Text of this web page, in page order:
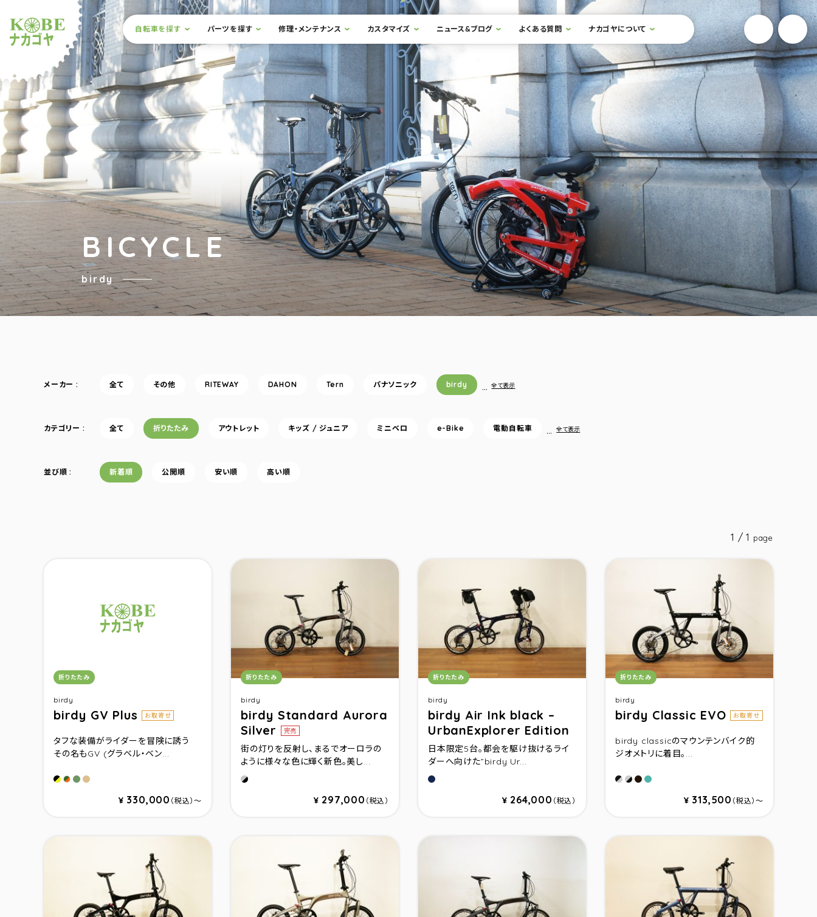
ショップナカゴヤ
サイト内メニュー
本文までスキップ
自転車を探す パーツを探す 修理・メンテナンス カスタマイズ ニュース&ブログ よくある質問 ナカゴヤについて 検索フォームを開閉する YouTube
BICYCLE
birdy
メーカー 全て その他 RITEWAY DAHON Tern パナソニック birdy … 全て表示
カテゴリー 全て 折りたたみ アウトレット キッズ / ジュニア ミニベロ e-Bike 電動自転車 … 全て表示
並び順 新着順 公開順 安い順 高い順
1 / 1 page
birdy
birdy GV Plus お取寄せ
カテゴリ：
折りたたみ
タフな装備がライダーを冒険に誘う
その名もGV (グラベル・ベン...
マットブラック＆イエロー
フィールドグリーン＆オレンジ
フィールドグリーン
フィールドブラウン
¥ 330,000 （税込）〜
birdy
birdy Standard Aurora
Silver
完売
カテゴリ：
折りたたみ
街の灯りを反射し、まるでオーロラの
ように様々な色に輝く新色。美し...
オーロラシルバー
¥ 297,000 （税込）
birdy
birdy Air Ink black –
UrbanExplorer Edition
カテゴリ：
折りたたみ
日本限定5台。都会を駆け抜けるライ
ダーへ向けた”birdy Ur...
ミッドナイトブルー
¥ 264,000 （税込）
birdy
birdy Classic EVO お取寄せ
カテゴリ：
折りたたみ
birdy classicのマウンテンバイク的
ジオメトリに着目。...
ブラック/シルバー
シルバー/ブラック
インクチタニウム
ターコイズメタリック
¥ 313,500 （税込）〜